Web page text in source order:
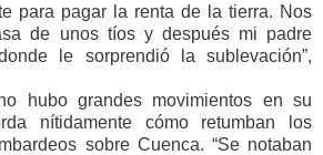
para pagar la renta de la tierra. Nos
de unos tíos y después mi padre
le sorprendió la sublevación”,
hubo grandes movimientos en su
nítidamente cómo retumban los
sobre Cuenca. “Se notaban